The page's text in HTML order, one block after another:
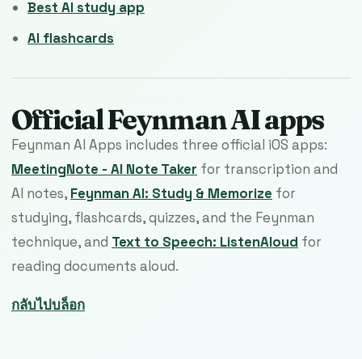
Best AI study app
AI flashcards
Official Feynman AI apps
Feynman AI Apps includes three official iOS apps:
MeetingNote - AI Note Taker for transcription and
AI notes, Feynman AI: Study & Memorize for
studying, flashcards, quizzes, and the Feynman
technique, and Text to Speech: ListenAloud for
reading documents aloud.
กลับไปบล็อก